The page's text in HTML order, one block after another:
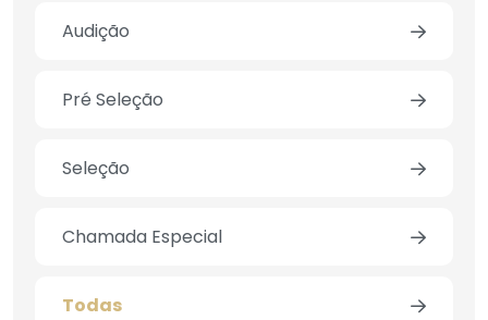
Audição
Pré Seleção
Seleção
Chamada Especial
Todas